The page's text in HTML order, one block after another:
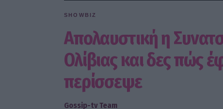
SHOWBIZ
Απολαυστική η
Ολίβιας και δες πώς
περίσσεψε
Gossip-tv Team